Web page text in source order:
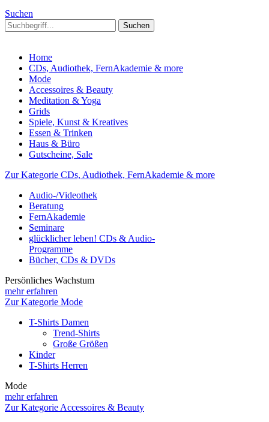
Suchen
Suchen
Home
CDs, Audiothek, FernAkademie & more
Mode
Accessoires & Beauty
Meditation & Yoga
Grids
Spiele, Kunst & Kreatives
Essen & Trinken
Haus & Büro
Gutscheine, Sale
Zur Kategorie CDs, Audiothek, FernAkademie & more
Audio-/Videothek
Beratung
FernAkademie
Seminare
glücklicher leben! CDs & Audio-
Programme
Bücher, CDs & DVDs
Persönliches Wachstum
mehr erfahren
Zur Kategorie Mode
T-Shirts Damen
Trend-Shirts
Große Größen
Kinder
T-Shirts Herren
Mode
mehr erfahren
Zur Kategorie Accessoires & Beauty